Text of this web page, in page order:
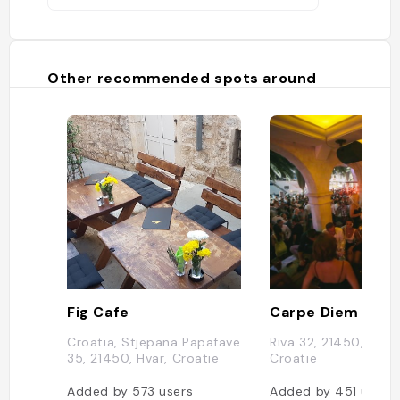
Other recommended spots around
Fig Cafe
Croatia, Stjepana Papafave
35, 21450, Hvar, Croatie
Added by 573users
Carpe Diem Hvar
Riva 32, 21450, Hvar,
Croatie
Added by 451users